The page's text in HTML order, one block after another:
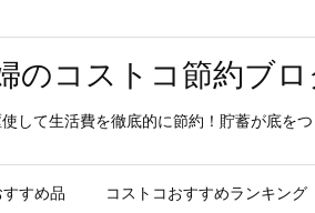
のコストコ節約ブ
して生活費を徹底的に節約！貯蓄が底を
すめ品 コストコおすすめランキング